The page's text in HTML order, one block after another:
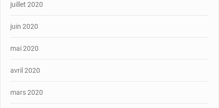
juillet 2020
juin 2020
mai 2020
avril 2020
mars 2020